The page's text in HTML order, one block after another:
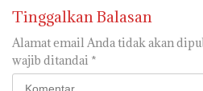
Tinggalkan Balasan
Alamat email Anda tidak akan
wajib ditandai *